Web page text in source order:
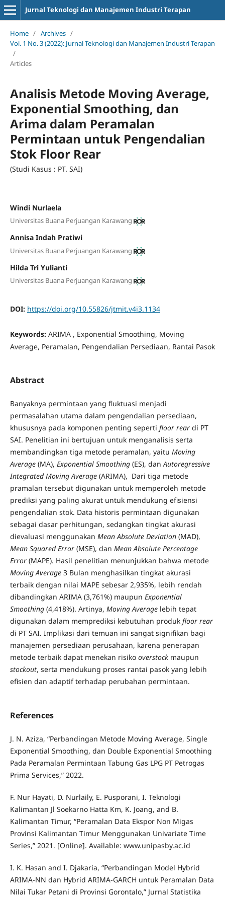
Jurnal Teknologi dan Manajemen Industri Terapan
Home / Archives /
Vol. 1 No. 3 (2022): Jurnal Teknologi dan Manajemen Industri Terapan
/
Articles
Analisis Metode Moving Average,
Exponential Smoothing, dan
Arima dalam Peramalan
Permintaan untuk Pengendalian
Stok Floor Rear
(Studi Kasus : PT. SAI)
Windi Nurlaela
Universitas Buana Perjuangan Karawang
Annisa Indah Pratiwi
Universitas Buana Perjuangan Karawang
Hilda Tri Yulianti
Universitas Buana Perjuangan Karawang
DOI: https://doi.org/10.55826/jtmit.v4i3.1134
Keywords: ARIMA , Exponential Smoothing, Moving
Average, Peramalan, Pengendalian Persediaan, Rantai Pasok
Abstract
Banyaknya permintaan yang fluktuasi menjadi
permasalahan utama dalam pengendalian persediaan,
khususnya pada komponen penting seperti floor rear di PT
SAI. Penelitian ini bertujuan untuk menganalisis serta
membandingkan tiga metode peramalan, yaitu Moving
Average(MA), Exponential Smoothing(ES), dan Autoregressive
Integrated Moving Average (ARIMA), Dari tiga metode
pramalan tersebut digunakan untuk memperoleh metode
prediksi yang paling akurat untuk mendukung efisiensi
pengendalian stok. Data historis permintaan digunakan
sebagai dasar perhitungan, sedangkan tingkat akurasi
dievaluasi menggunakan Mean Absolute Deviation (MAD),
Mean Squared Error (MSE), dan Mean Absolute Percentage
Error(MAPE). Hasil penelitian menunjukkan bahwa metode
Moving Average 3 Bulan menghasilkan tingkat akurasi
terbaik dengan nilai MAPE sebesar 2,935%, lebih rendah
dibandingkan ARIMA (3,761%) maupun Exponential
Smoothing (4,418%). Artinya, Moving Average lebih tepat
digunakan dalam memprediksi kebutuhan produk floor rear
di PT SAI. Implikasi dari temuan ini sangat signifikan bagi
manajemen persediaan perusahaan, karena penerapan
metode terbaik dapat menekan risiko overstockmaupun
stockout, serta mendukung proses rantai pasok yang lebih
efisien dan adaptif terhadap perubahan permintaan.
References
J. N. Aziza, “Perbandingan Metode Moving Average, Single
Exponential Smoothing, dan Double Exponential Smoothing
Pada Peramalan Permintaan Tabung Gas LPG PT Petrogas
Prima Services,” 2022.
F. Nur Hayati, D. Nurlaily, E. Pusporani, I. Teknologi
Kalimantan Jl Soekarno Hatta Km, K. Joang, and B.
Kalimantan Timur, “Peramalan Data Ekspor Non Migas
Provinsi Kalimantan Timur Menggunakan Univariate Time
Series,” 2021. [Online]. Available: www.unipasby.ac.id
I. K. Hasan and I. Djakaria, “Perbandingan Model Hybrid
ARIMA-NN dan Hybrid ARIMA-GARCH untuk Peramalan Data
Nilai Tukar Petani di Provinsi Gorontalo,” Jurnal Statistika